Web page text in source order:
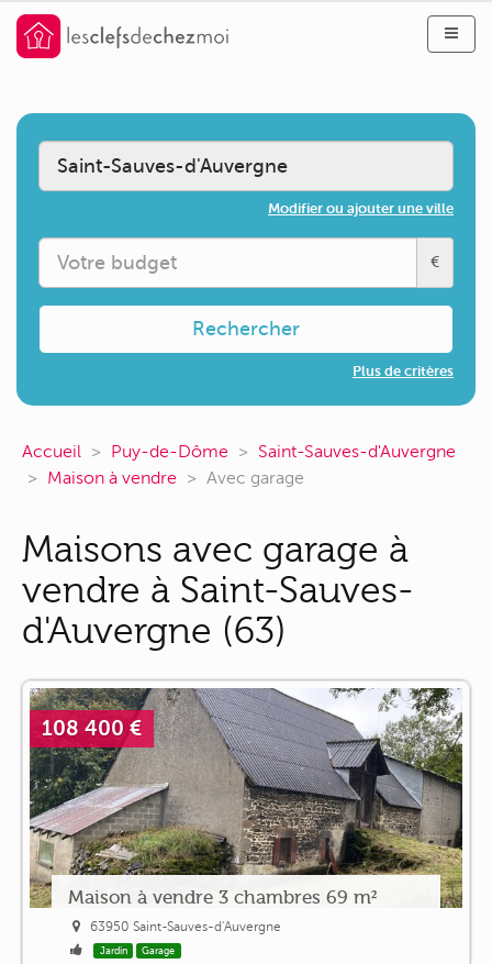
Modifier ou ajouter une ville
€
Rechercher
Plus de critères
Accueil Puy-de-Dôme
Saint-Sauves-d'Auvergne
Maison à vendre
Avec garage
Maisons avec garage à
vendre à Saint-Sauves-
d'Auvergne (63)
108 400 €
Maison à vendre 3 chambres 69 m²
63950 Saint-Sauves-d'Auvergne
Jardin Garage